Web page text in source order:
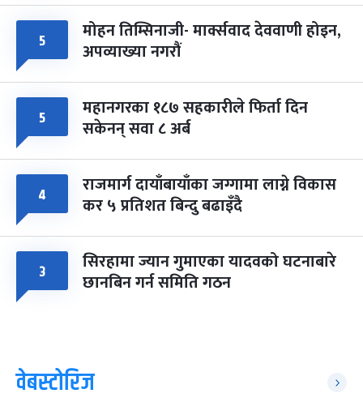
५ मोहन तिम्सिनाजी- मार्क्सवाद देववाणी होइन,
अपव्याख्या नगरौं
५ महानगरका १८७ सहकारीले फिर्ता दिन
सकेनन् सवा ८ अर्ब
४ राजमार्ग दायाँबायाँका जग्गामा लाग्ने विकास
कर ५ प्रतिशत बिन्दु बढाइँदै
३ सिरहामा ज्यान गुमाएका यादवको घटनाबारे
छानबिन गर्न समिति गठन
वेबस्टोरिज